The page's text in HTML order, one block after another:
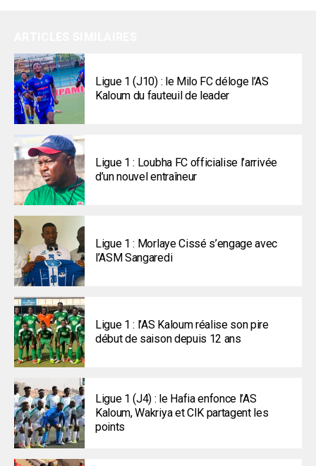
Ligue 1 (J10) : le Milo FC déloge l’AS
Kaloum du fauteuil de leader
Ligue 1 : Loubha FC officialise l’arrivée
d’un nouvel entraîneur
Ligue 1 : Morlaye Cissé s’engage avec
l’ASM Sangaredi
Ligue 1 : l’AS Kaloum réalise son pire
début de saison depuis 12 ans
Ligue 1 (J4) : le Hafia enfonce l’AS
Kaloum, Wakriya et CIK partagent les
points